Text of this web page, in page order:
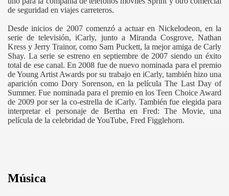
de seguridad en viajes carreteros.
Desde inicios de 2007 comenzó a actuar en Nickelodeon, en la
serie de televisión, iCarly, junto a Miranda Cosgrove, Nathan
Kress y Jerry Trainor, como Sam Puckett, la mejor amiga de Carly
Shay. La serie se estreno en septiembre de 2007 siendo un éxito
total de ese canal. En 2008 fue de nuevo nominada para el premio
de Young Artist Awards por su trabajo en iCarly, también hizo una
aparición como Dory Sorenson, en la película The Last Day of
Summer. Fue nominada para el premio en los Teen Choice Award
de 2009 por ser la co-estrella de iCarly. También fue elegida para
interpretar el personaje de Bertha en Fred: The Movie, una
película de la celebridad de YouTube, Fred Figglehorn.
Música